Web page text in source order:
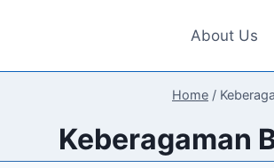
About Us
Home /
Keberagaman